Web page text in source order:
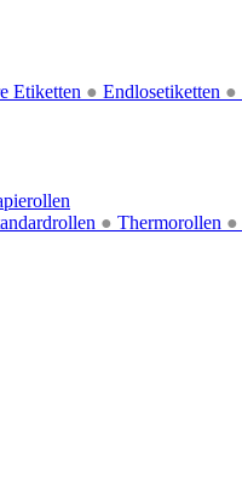
Etiketten ● Endlosetiketten ●
● Thermorollen ●